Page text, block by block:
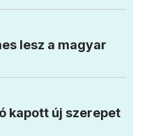
lesz a magyar
kapott új szerepet